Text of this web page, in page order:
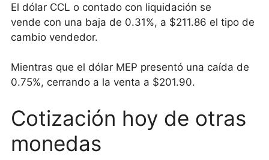
El dólar CCL o contado con liquidación se
vende con una baja de 0.31%, a $211.86 el tipo de
cambio vendedor.
Mientras que el dólar MEP presentó una caída de
0.75%, cerrando a la venta a $201.90.
Cotización hoy de otras
monedas